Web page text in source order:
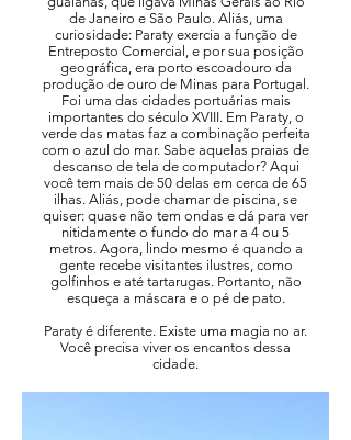
de Janeiro e São Paulo. Aliás, uma
curiosidade: Paraty exercia a função de
Entreposto Comercial, e por sua posição
geográfica, era porto escoadouro da
produção de ouro de Minas para Portugal.
Foi uma das cidades portuárias mais
importantes do século XVIII. Em Paraty, o
verde das matas faz a combinação perfeita
com o azul do mar. Sabe aquelas praias de
descanso de tela de computador? Aqui
você tem mais de 50 delas em cerca de 65
ilhas. Aliás, pode chamar de piscina, se
quiser: quase não tem ondas e dá para ver
nitidamente o fundo do mar a 4 ou 5
metros. Agora, lindo mesmo é quando a
gente recebe visitantes ilustres, como
golfinhos e até tartarugas. Portanto, não
esqueça a máscara e o pé de pato.
Paraty é diferente. Existe uma magia no ar.
Você precisa viver os encantos dessa
cidade.